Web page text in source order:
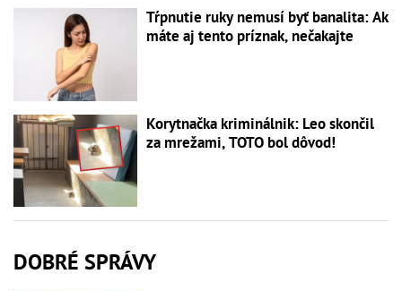
Tŕpnutie ruky nemusí byť banalita: Ak
máte aj tento príznak, nečakajte
Korytnačka kriminálnik: Leo skončil
za mrežami, TOTO bol dôvod!
DOBRÉ SPRÁVY